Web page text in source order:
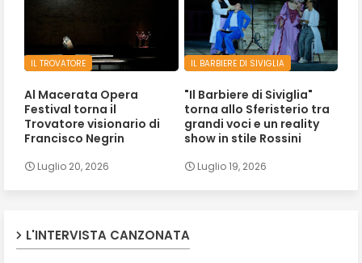
IL TROVATORE
Al Macerata Opera
Festival torna il
Trovatore visionario di
Francisco Negrin
Luglio 20, 2026
IL BARBIERE DI SIVIGLIA
"Il Barbiere di Siviglia"
torna allo Sferisterio tra
grandi voci e un reality
show in stile Rossini
Luglio 19, 2026
L'INTERVISTA CANZONATA